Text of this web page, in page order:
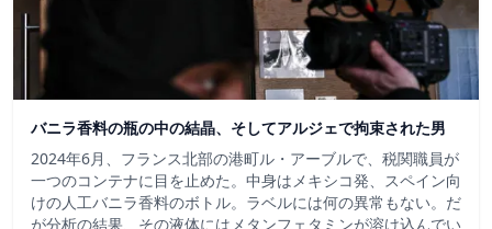
バニラ香料の瓶の中の結晶、そしてアルジェで拘束された男
2024年6月、フランス北部の港町ル・アーブルで、税関職員が
一つのコンテナに目を止めた。中身はメキシコ発、スペイン向
けの人工バニラ香料のボトル。ラベルには何の異常もない。だ
が分析の結果、その液体にはメタンフェタミンが溶け込んでい